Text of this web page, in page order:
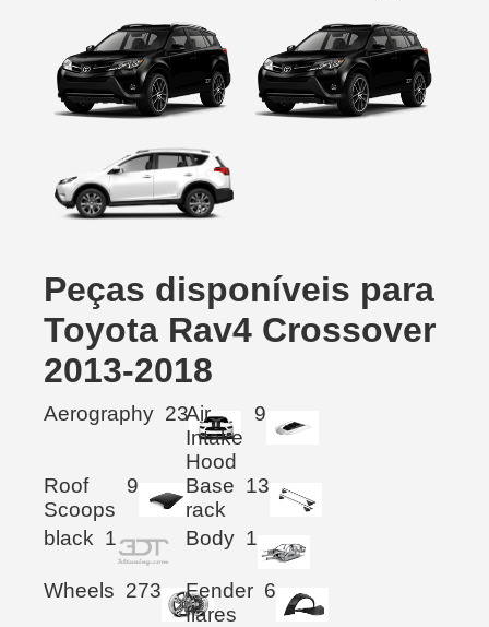
Peças disponíveis para
Toyota Rav4 Crossover
2013-2018
Aerography 23Air
Intake
Hood
9
Roof
Scoops
9
Base
rack
13
black 1 Body 1
Wheels 273
Fender
flares
6